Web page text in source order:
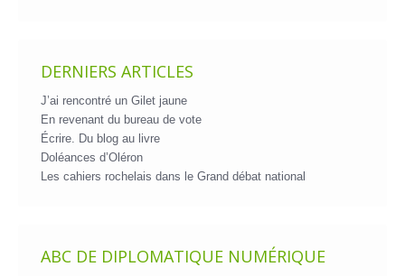
DERNIERS ARTICLES
J’ai rencontré un Gilet jaune
En revenant du bureau de vote
Écrire. Du blog au livre
Doléances d’Oléron
Les cahiers rochelais dans le Grand débat national
ABC DE DIPLOMATIQUE NUMÉRIQUE